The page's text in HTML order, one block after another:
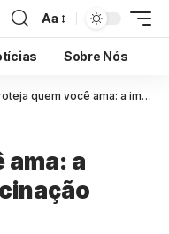
Aa
Sobre Nós
quem você ama: a importância da vacinação infantil
ama: a